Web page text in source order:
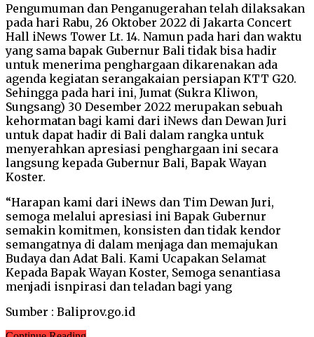
Pengumuman dan Penganugerahan telah dilaksakan
pada hari Rabu, 26 Oktober 2022 di Jakarta Concert
Hall iNews Tower Lt. 14. Namun pada hari dan waktu
yang sama bapak Gubernur Bali tidak bisa hadir
untuk menerima penghargaan dikarenakan ada
agenda kegiatan serangakaian persiapan KTT G20.
Sehingga pada hari ini, Jumat (Sukra Kliwon,
Sungsang) 30 Desember 2022 merupakan sebuah
kehormatan bagi kami dari iNews dan Dewan Juri
untuk dapat hadir di Bali dalam rangka untuk
menyerahkan apresiasi penghargaan ini secara
langsung kepada Gubernur Bali, Bapak Wayan
Koster.
“Harapan kami dari iNews dan Tim Dewan Juri,
semoga melalui apresiasi ini Bapak Gubernur
semakin komitmen, konsisten dan tidak kendor
semangatnya di dalam menjaga dan memajukan
Budaya dan Adat Bali. Kami Ucapakan Selamat
Kepada Bapak Wayan Koster, Semoga senantiasa
menjadi isnpirasi dan teladan bagi yang
Sumber : Baliprov.go.id